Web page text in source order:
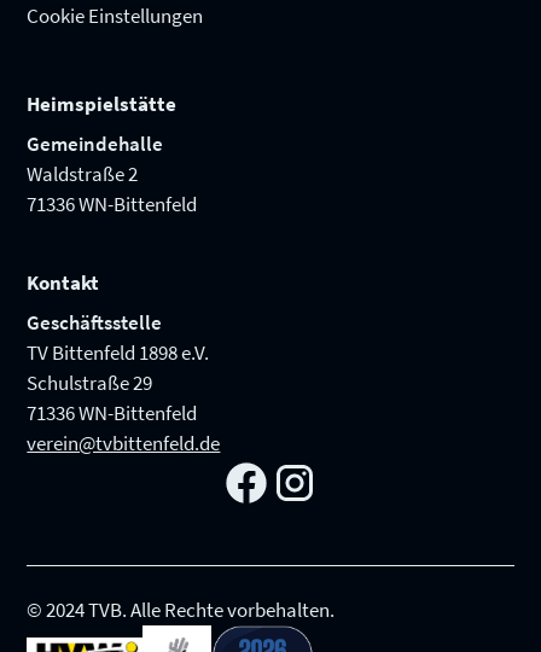
Cookie Einstellungen
Heimspielstätte
Gemeindehalle
Waldstraße 2
71336 WN-Bittenfeld
Kontakt
Geschäftsstelle
TV Bittenfeld 1898 e.V.
Schulstraße 29
71336 WN-Bittenfeld
verein@tvbittenfeld.de
© 2024 TVB. Alle Rechte vorbehalten.